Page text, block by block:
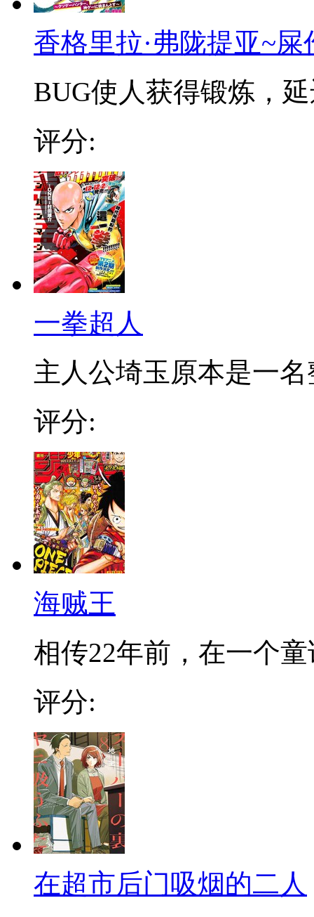
香格里拉·弗陇提亚~
BUG使人获得锻炼，
评分:
一拳超人
主人公埼玉原本是一名
评分:
海贼王
相传22年前，在一个
评分:
在超市后门吸烟的二人